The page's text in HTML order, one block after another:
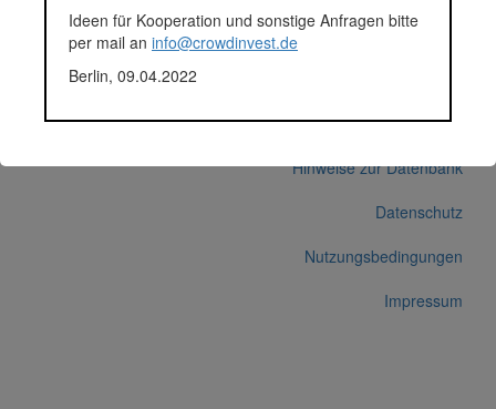
Plattform
Exporo
Projektentwickler
i Live Group GmbH
Hinweise zur Datenbank
Datenschutz
Nutzungsbedingungen
Impressum
Ideen für Kooperation und sonstige Anfragen bitte
per mail an info@crowdinvest.de
Berlin, 09.04.2022